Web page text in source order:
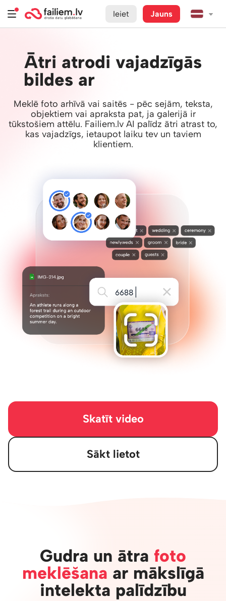
Ieiet Jauns
Ātri atrodi vajadzīgās
bildes ar
Meklē foto arhīvā vai saitēs - pēc sejām, teksta,
objektiem vai apraksta pat, ja galerijā ir
tūkstošiem attēlu. Failiem.lv AI palīdz ātri atrast to,
kas vajadzīgs, ietaupot laiku tev un taviem
klientiem.
Skatīt video
Sākt lietot
Gudra un ātra foto
meklēšana ar mākslīgā
intelekta palīdzību